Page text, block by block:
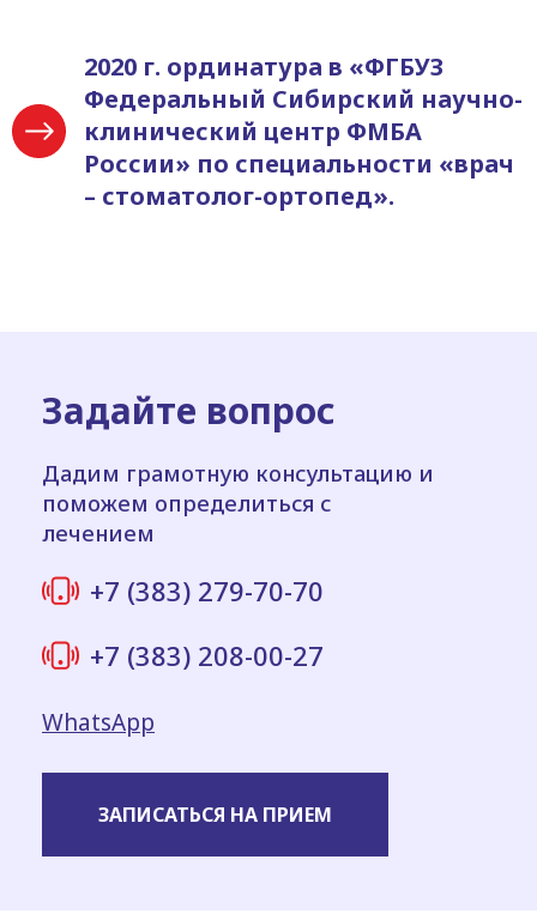
2020 г. ординатура в «ФГБУЗ
Федеральный Сибирский научно-
клинический центр ФМБА
России» по специальности «врач
– стоматолог-ортопед».
Задайте вопрос
Дадим грамотную консультацию и
поможем определиться с
лечением
+7 (383) 279-70-70
+7 (383) 208-00-27
WhatsApp
ЗАПИСАТЬСЯ НА ПРИЕМ